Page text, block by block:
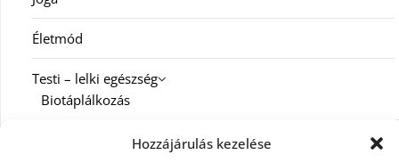
Hozzájárulás kezelése
Életmód
Testi – lelki egészség
Biotáplálkozás